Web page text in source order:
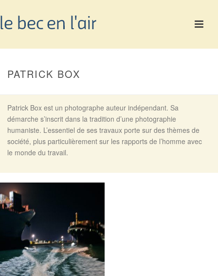
PATRICK BOX
Patrick Box est un photographe auteur indépendant. Sa
démarche s’inscrit dans la tradition d’une photographie
humaniste. L’essentiel de ses travaux porte sur des thèmes de
société, plus particulièrement sur les rapports de l’homme avec
le monde du travail.